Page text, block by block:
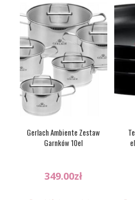
Gerlach Ambiente Zestaw
Garnków 10el
349.00zł